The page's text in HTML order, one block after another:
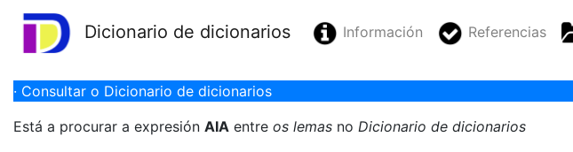
Dicionario de dicionarios Información Referencias
· Consultar o Dicionario de dicionarios
Está a procurar a expresión AIA entre os lemas no Dicionario de dicionarios